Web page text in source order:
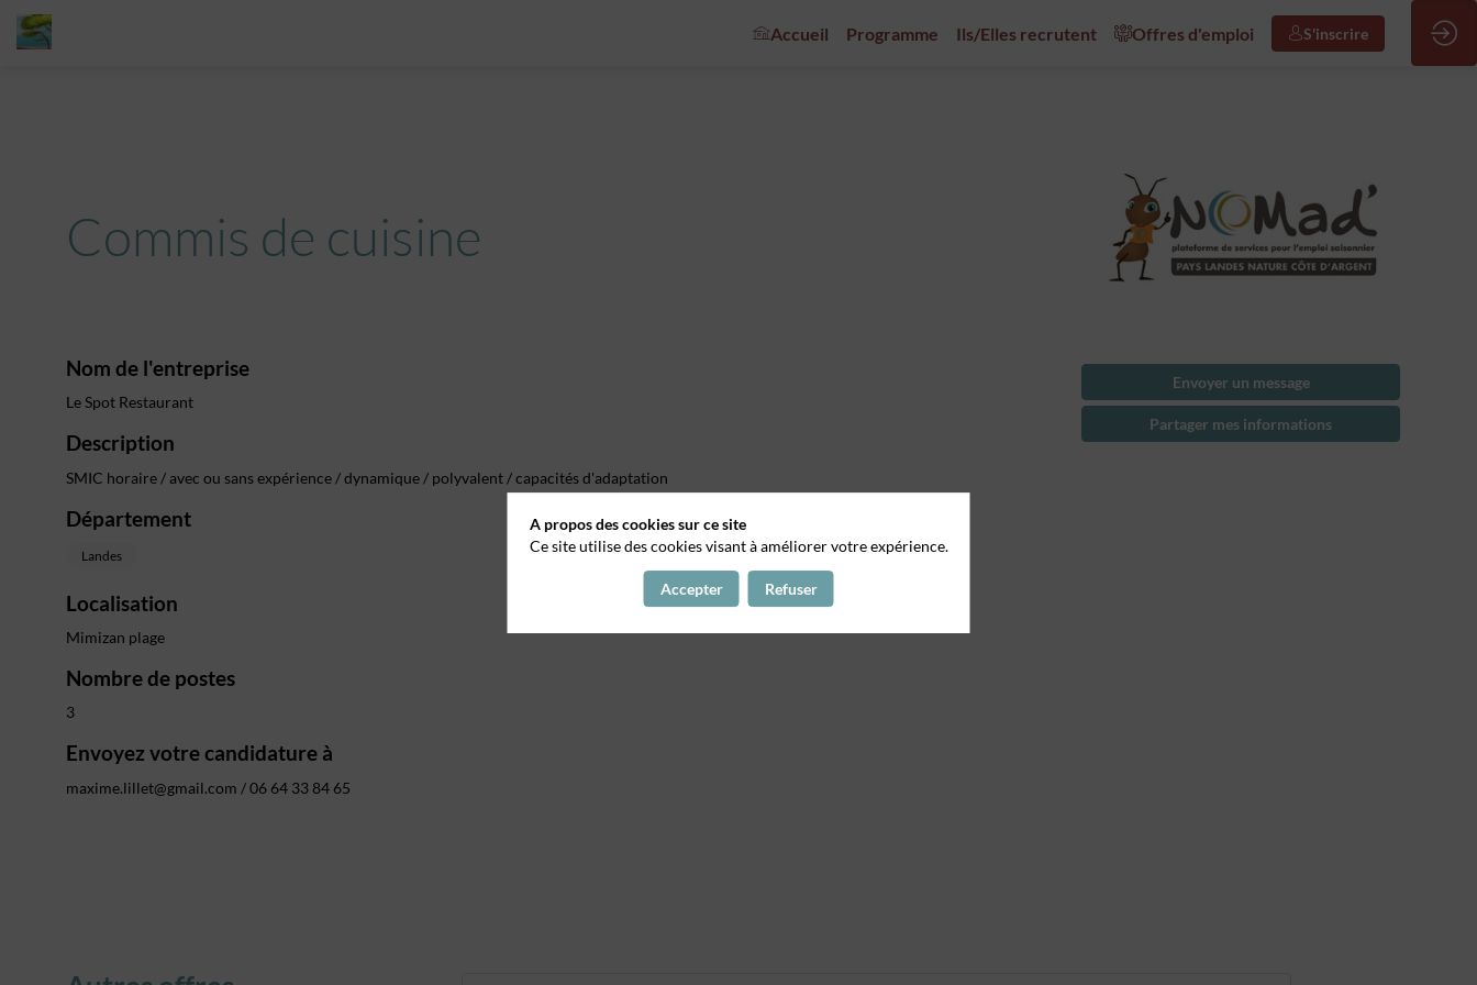
Accueil Programme Ils/Elles recrutent Offres d'emploi S'inscrire
Commis de cuisine
Envoyer un message
Partager mes informations
Nom de l'entreprise
Le Spot Restaurant
Description
SMIC horaire / avec ou sans expérience / dynamique / polyvalent / capacités d'adaptation
Département
Landes
Localisation
Mimizan plage
Nombre de postes
3
Envoyez votre candidature à
maxime.lillet@gmail.com / 06 64 33 84 65
A propos des cookies sur ce site
Ce site utilise des cookies visant à améliorer votre expérience.
Accepter Refuser